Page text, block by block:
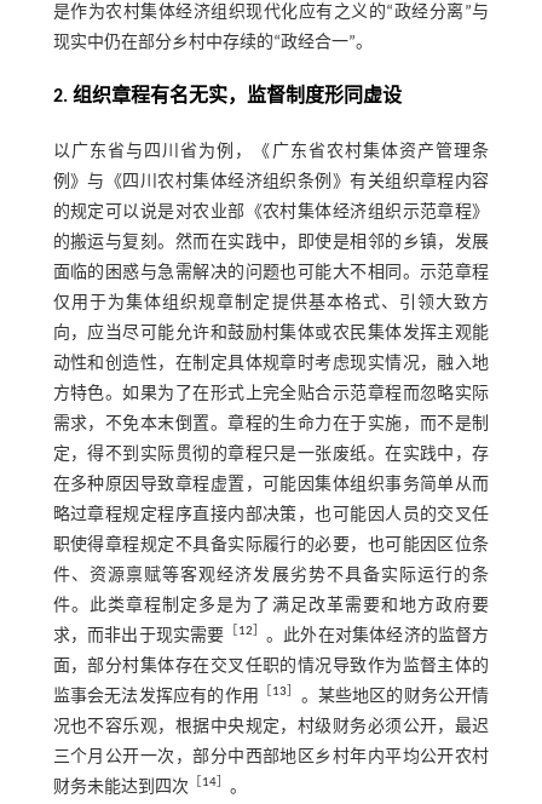
是作为农村集体经济组织现代化应有之义的“政经分离”与
现实中仍在部分乡村中存续的“政经合一”。
2. 组织章程有名无实，监督制度形同虚设
以广东省与四川省为例，《广东省农村集体资产管理条
例》与《四川农村集体经济组织条例》有关组织章程内容
的规定可以说是对农业部《农村集体经济组织示范章程》
的搬运与复刻。然而在实践中，即使是相邻的乡镇，发展
面临的困惑与急需解决的问题也可能大不相同。示范章程
仅用于为集体组织规章制定提供基本格式、引领大致方
向，应当尽可能允许和鼓励村集体或农民集体发挥主观能
动性和创造性，在制定具体规章时考虑现实情况，融入地
方特色。如果为了在形式上完全贴合示范章程而忽略实际
需求，不免本末倒置。章程的生命力在于实施，而不是制
定，得不到实际贯彻的章程只是一张废纸。在实践中，存
在多种原因导致章程虚置，可能因集体组织事务简单从而
略过章程规定程序直接内部决策，也可能因人员的交叉任
职使得章程规定不具备实际履行的必要，也可能因区位条
件、资源禀赋等客观经济发展劣势不具备实际运行的条
件。此类章程制定多是为了满足改革需要和地方政府要
求，而非出于现实需要
12
。此外在对集体经济的监督方
面，部分村集体存在交叉任职的情况导致作为监督主体的
监事会无法发挥应有的作用
13
。某些地区的财务公开情
况也不容乐观，根据中央规定，村级财务必须公开，最迟
三个月公开一次，部分中西部地区乡村年内平均公开农村
财务未能达到四次
14］ 。